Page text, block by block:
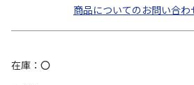
商品についてのお問い合わ
在庫
〇